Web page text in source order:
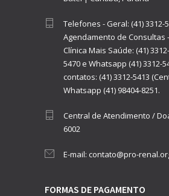
Telefones - Geral: (41) 3312-
Agendamento de Consultas
Clínica Mais Saúde: (41)
5470 e Whatsapp (41) 3312-
contatos: (41) 3312-5413
Whatsapp (41) 98404-8251.
Central de Atendimento /
6002
E-mail: contato@pro-
FORMAS DE PAGAMENTO